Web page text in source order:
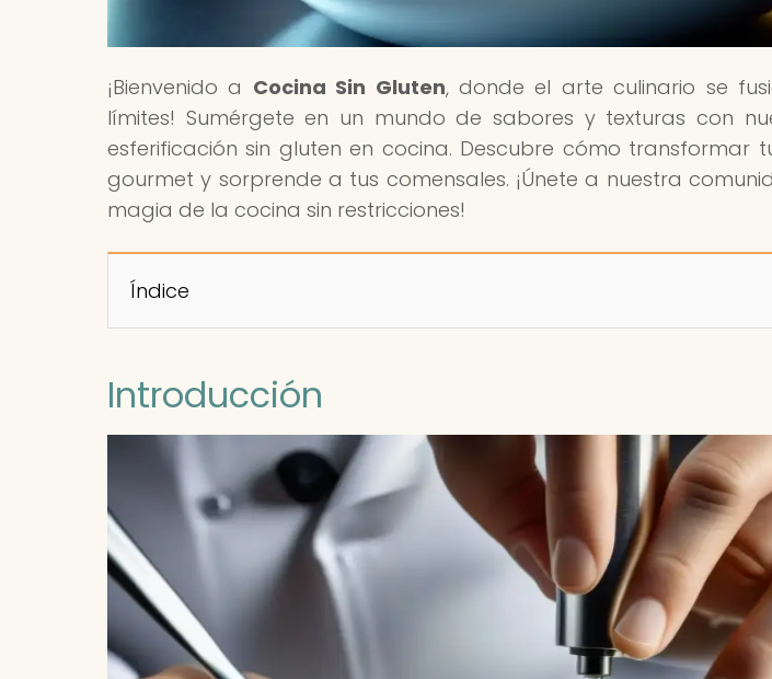
¡Bienvenido a Cocina Sin Gluten, donde el arte culinario se
límites! Sumérgete en un mundo de sabores y texturas con
esferificación sin gluten en cocina. Descubre cómo transformar
gourmet y sorprende a tus comensales. ¡Únete a nuestra
magia de la cocina sin restricciones!
Índice
Introducción